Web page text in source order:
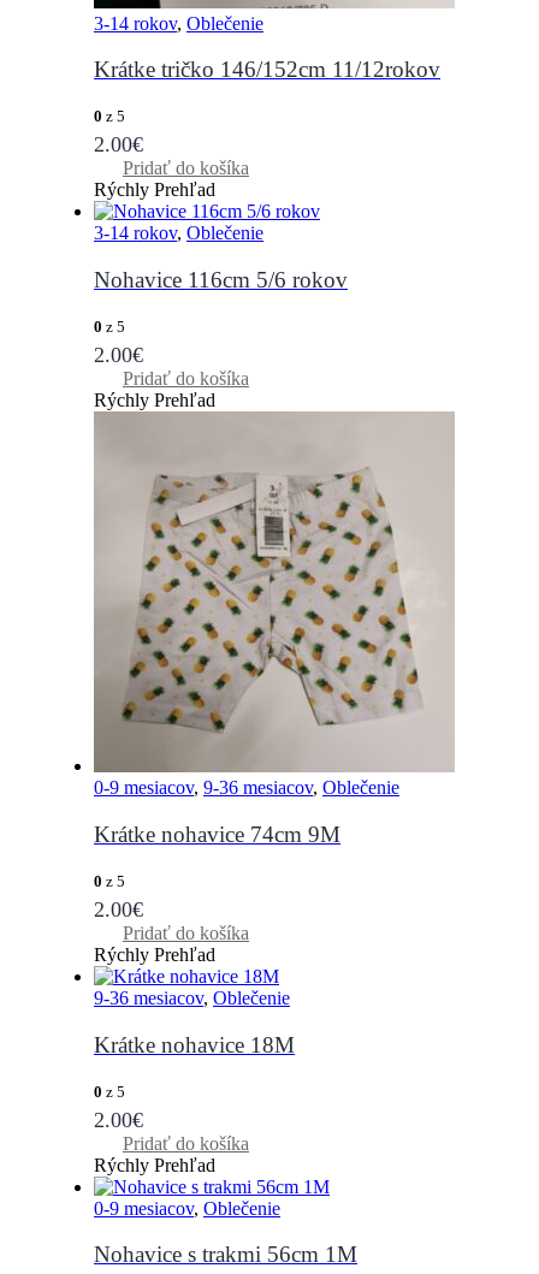
3-14 rokov, Oblečenie
Krátke tričko 146/152cm 11/12rokov
0 z 5
2.00€
Pridať do košíka
Rýchly Prehľad
3-14 rokov, Oblečenie
Nohavice 116cm 5/6 rokov
0 z 5
2.00€
Pridať do košíka
Rýchly Prehľad
0-9 mesiacov, 9-36 mesiacov, Oblečenie
Krátke nohavice 74cm 9M
0 z 5
2.00€
Pridať do košíka
Rýchly Prehľad
9-36 mesiacov, Oblečenie
Krátke nohavice 18M
0 z 5
2.00€
Pridať do košíka
Rýchly Prehľad
0-9 mesiacov, Oblečenie
Nohavice s trakmi 56cm 1M